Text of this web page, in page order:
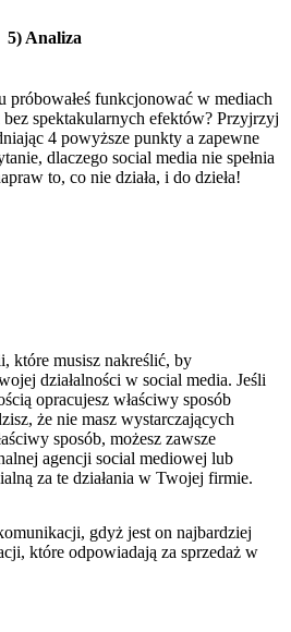
5) Analiza
próbowałeś funkcjonować w mediach
bez spektakularnych efektów? Przyjrzyj
4 powyższe punkty a zapewne
dlaczego social media nie spełnia
to, co nie działa, i do dzieła!
które musisz nakreślić, by
działalności w social media. Jeśli
opracujesz właściwy sposób
że nie masz wystarczających
sposób, możesz zawsze
agencji social mediowej lub
za te działania w Twojej firmie.
gdyż jest on najbardziej
które odpowiadają za sprzedaż w